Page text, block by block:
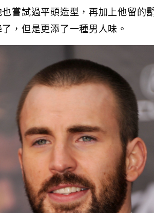
嘗試過平頭造型，再加上他留的
，但是更添了一種男人味。